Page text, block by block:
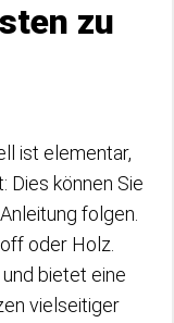
zu
ist elementar,
Dies können Sie
folgen.
oder Holz.
bietet eine
vielseitiger